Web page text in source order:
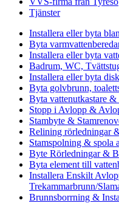
Tjänster
Installera eller byta
Byta
Installera eller byta
Badrum, WC,
Installera eller byta
Byta golvbrunn,
Byta vattenutkastare &
Stopp i Avlopp &
Stambyte &
Relining rörledningar
Stamspolning & spola
Byte Rörledningar &
Byta element till
Installera Enskilt
Trekammarbrunn/
Brunnsborrning &